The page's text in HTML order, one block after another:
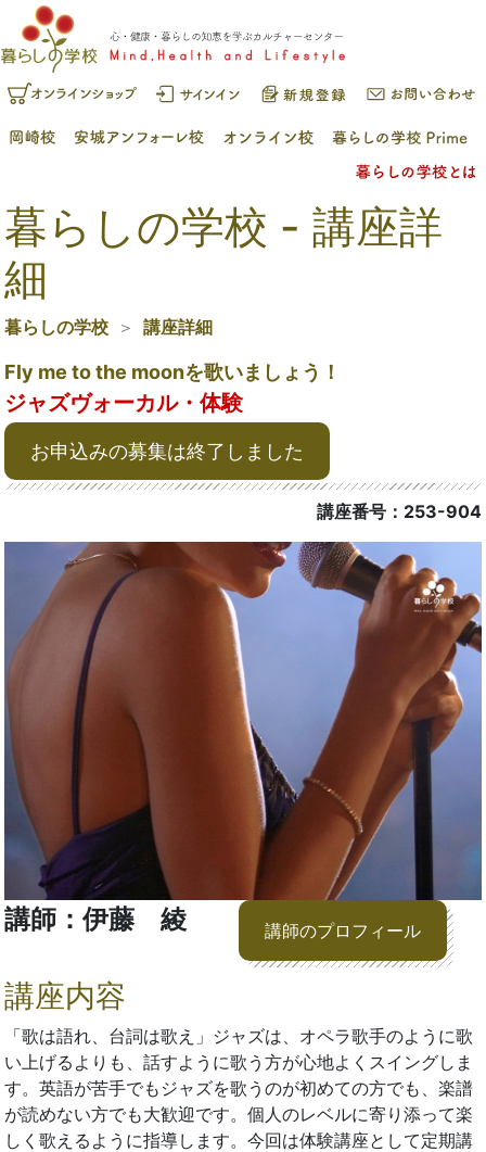
暮らしの学校 - 講座詳
細
暮らしの学校 講座詳細
Fly me to the moonを歌いましょう！
ジャズヴォーカル・体験
お申込みの募集は終了しました
講座番号：253-904
講師：伊藤 綾 講師のプロフィール
講座内容
「歌は語れ、台詞は歌え」ジャズは、オペラ歌手のように歌
い上げるよりも、話すように歌う方が心地よくスイングしま
す。英語が苦手でもジャズを歌うのが初めての方でも、楽譜
が読めない方でも大歓迎です。個人のレベルに寄り添って楽
しく歌えるように指導します。今回は体験講座として定期講